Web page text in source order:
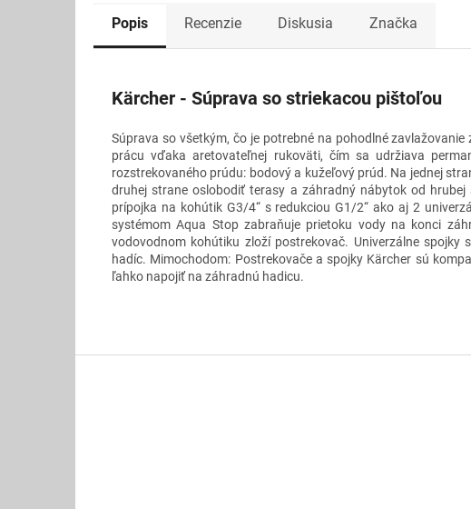
Popis Recenzie Diskusia Značka
Kärcher - Súprava so striekacou pištoľou
Súprava so všetkým, čo je potrebné na pohodlné
prácu vďaka aretovateľnej rukoväti, čím sa udržiava
rozstrekovaného prúdu: bodový a kužeľový prúd. Na jednej
druhej strane oslobodiť terasy a záhradný nábytok od
prípojka na kohútik G3/4“ s redukciou G1/2“ ako aj 2
systémom Aqua Stop zabraňuje prietoku vody na konci
vodovodnom kohútiku zloží postrekovač. Univerzálne
hadíc. Mimochodom: Postrekovače a spojky Kärcher sú
ľahko napojiť na záhradnú hadicu.